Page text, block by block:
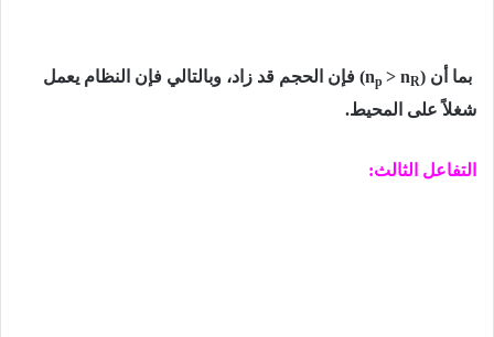
بما أن (np > nR)
فإن الحجم قد زاد، وبالتالي فإن النظام یعمل
شغلاً على المحیط.
التفاعل الثالث: